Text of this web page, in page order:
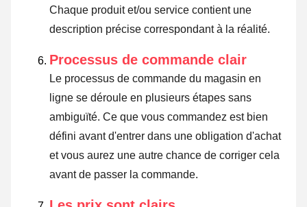
Chaque produit et/ou service contient une
description précise correspondant à la réalité.
Processus de commande clair
Le processus de commande du magasin en
ligne se déroule en plusieurs étapes sans
ambiguïté. Ce que vous commandez est bien
défini avant d'entrer dans une obligation d'achat
et vous aurez une autre chance de corriger cela
avant de passer la commande.